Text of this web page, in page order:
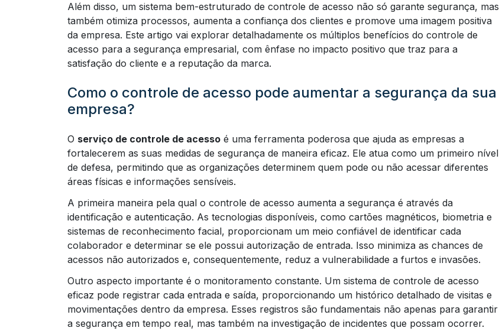
Além disso, um sistema bem-estruturado de controle de acesso não só garante segurança, mas
também otimiza processos, aumenta a confiança dos clientes e promove uma imagem positiva
da empresa. Este artigo vai explorar detalhadamente os múltiplos benefícios do controle de
acesso para a segurança empresarial, com ênfase no impacto positivo que traz para a
satisfação do cliente e a reputação da marca.
Como o controle de acesso pode aumentar a segurança da sua
empresa?
O serviço de controle de acesso é uma ferramenta poderosa que ajuda as empresas a
fortalecerem as suas medidas de segurança de maneira eficaz. Ele atua como um primeiro nível
de defesa, permitindo que as organizações determinem quem pode ou não acessar diferentes
áreas físicas e informações sensíveis.
A primeira maneira pela qual o controle de acesso aumenta a segurança é através da
identificação e autenticação. As tecnologias disponíveis, como cartões magnéticos, biometria e
sistemas de reconhecimento facial, proporcionam um meio confiável de identificar cada
colaborador e determinar se ele possui autorização de entrada. Isso minimiza as chances de
acessos não autorizados e, consequentemente, reduz a vulnerabilidade a furtos e invasões.
Outro aspecto importante é o monitoramento constante. Um sistema de controle de acesso
eficaz pode registrar cada entrada e saída, proporcionando um histórico detalhado de visitas e
movimentações dentro da empresa. Esses registros são fundamentais não apenas para garantir
a segurança em tempo real, mas também na investigação de incidentes que possam ocorrer.